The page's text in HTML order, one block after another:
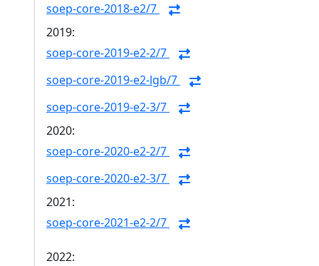
soep-core-2018-e2/7
2019:
soep-core-2019-e2-2/7
soep-core-2019-e2-lgb/7
soep-core-2019-e2-3/7
2020:
soep-core-2020-e2-2/7
soep-core-2020-e2-3/7
2021:
soep-core-2021-e2-2/7
2022: